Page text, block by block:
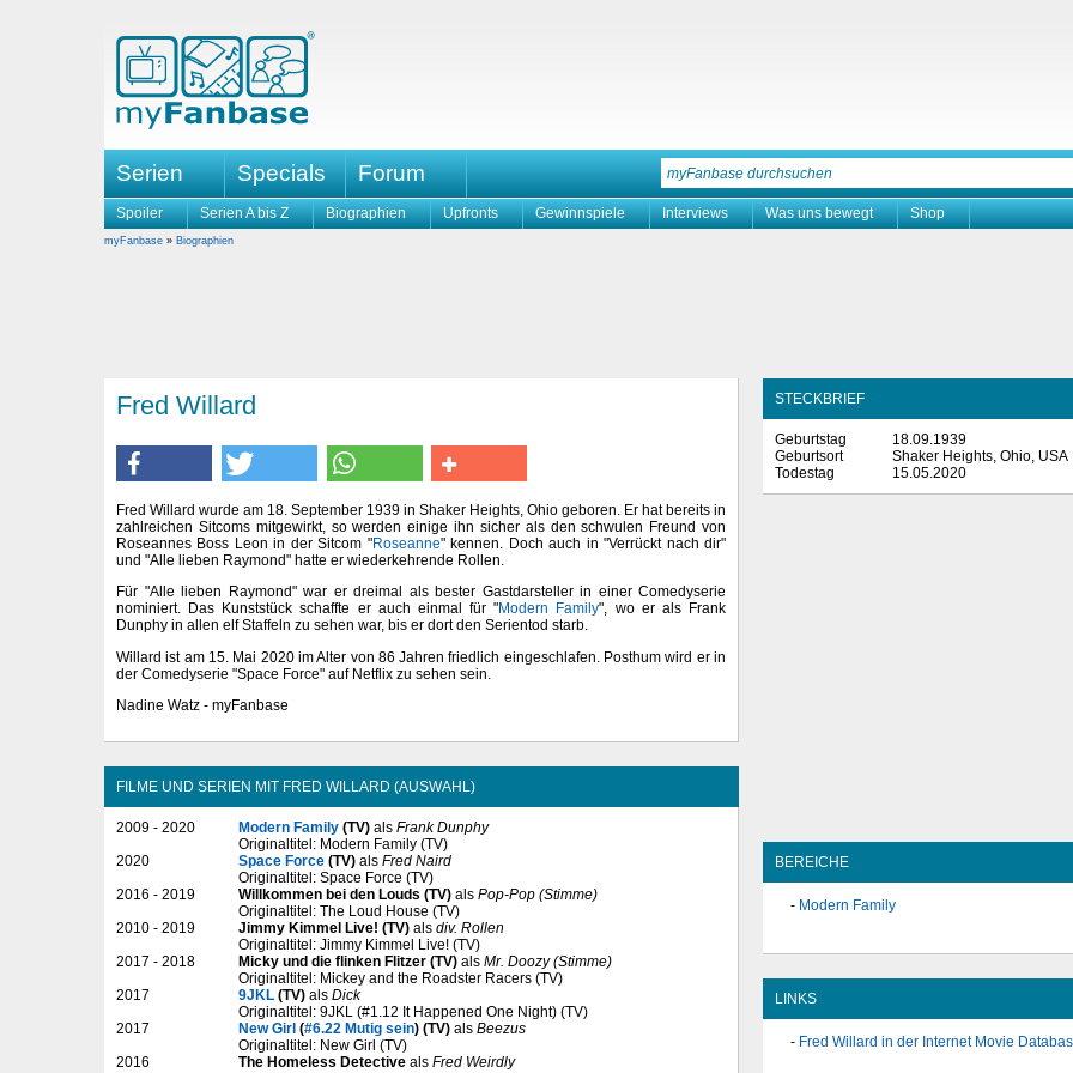
Serien Specials Forum
Spoiler Serien A bis Z Biographien Upfronts Gewinnspiele Interviews Was uns bewegt Shop
myFanbase » Biographien
Fred Willard
Fred Willard wurde am 18. September 1939 in Shaker Heights, Ohio geboren. Er hat bereits in
zahlreichen Sitcoms mitgewirkt, so werden einige ihn sicher als den schwulen Freund von
Roseannes Boss Leon in der Sitcom "Roseanne" kennen. Doch auch in "Verrückt nach dir"
und "Alle lieben Raymond" hatte er wiederkehrende Rollen.
Für "Alle lieben Raymond" war er dreimal als bester Gastdarsteller in einer Comedyserie
nominiert. Das Kunststück schaffte er auch einmal für "Modern Family", wo er als Frank
Dunphy in allen elf Staffeln zu sehen war, bis er dort den Serientod starb.
Willard ist am 15. Mai 2020 im Alter von 86 Jahren friedlich eingeschlafen. Posthum wird er in
der Comedyserie "Space Force" auf Netflix zu sehen sein.
Nadine Watz - myFanbase
FILME UND SERIEN MIT FRED WILLARD (AUSWAHL)
2009 - 2020 Modern Family (TV) als Frank Dunphy
Originaltitel: Modern Family (TV)
2020
Space Force (TV) als Fred Naird
Originaltitel: Space Force (TV)
2016 - 2019
Willkommen bei den Louds (TV) als Pop-Pop (Stimme)
Originaltitel: The Loud House (TV)
2010 - 2019
Jimmy Kimmel Live! (TV) als div. Rollen
Originaltitel: Jimmy Kimmel Live! (TV)
2017 - 2018
Micky und die flinken Flitzer (TV) als Mr. Doozy (Stimme)
Originaltitel: Mickey and the Roadster Racers (TV)
2017
9JKL (TV) als Dick
Originaltitel: 9JKL (#1.12 It Happened One Night) (TV)
2017
New Girl (#6.22 Mutig sein) (TV) als Beezus
Originaltitel: New Girl (TV)
2016
The Homeless Detective als Fred Weirdly
STECKBRIEF
Geburtstag
18.09.1939
Geburtsort
Shaker Heights, Ohio, USA
Todestag
15.05.2020
BEREICHE
Modern Family
LINKS
Fred Willard in der Internet Movie